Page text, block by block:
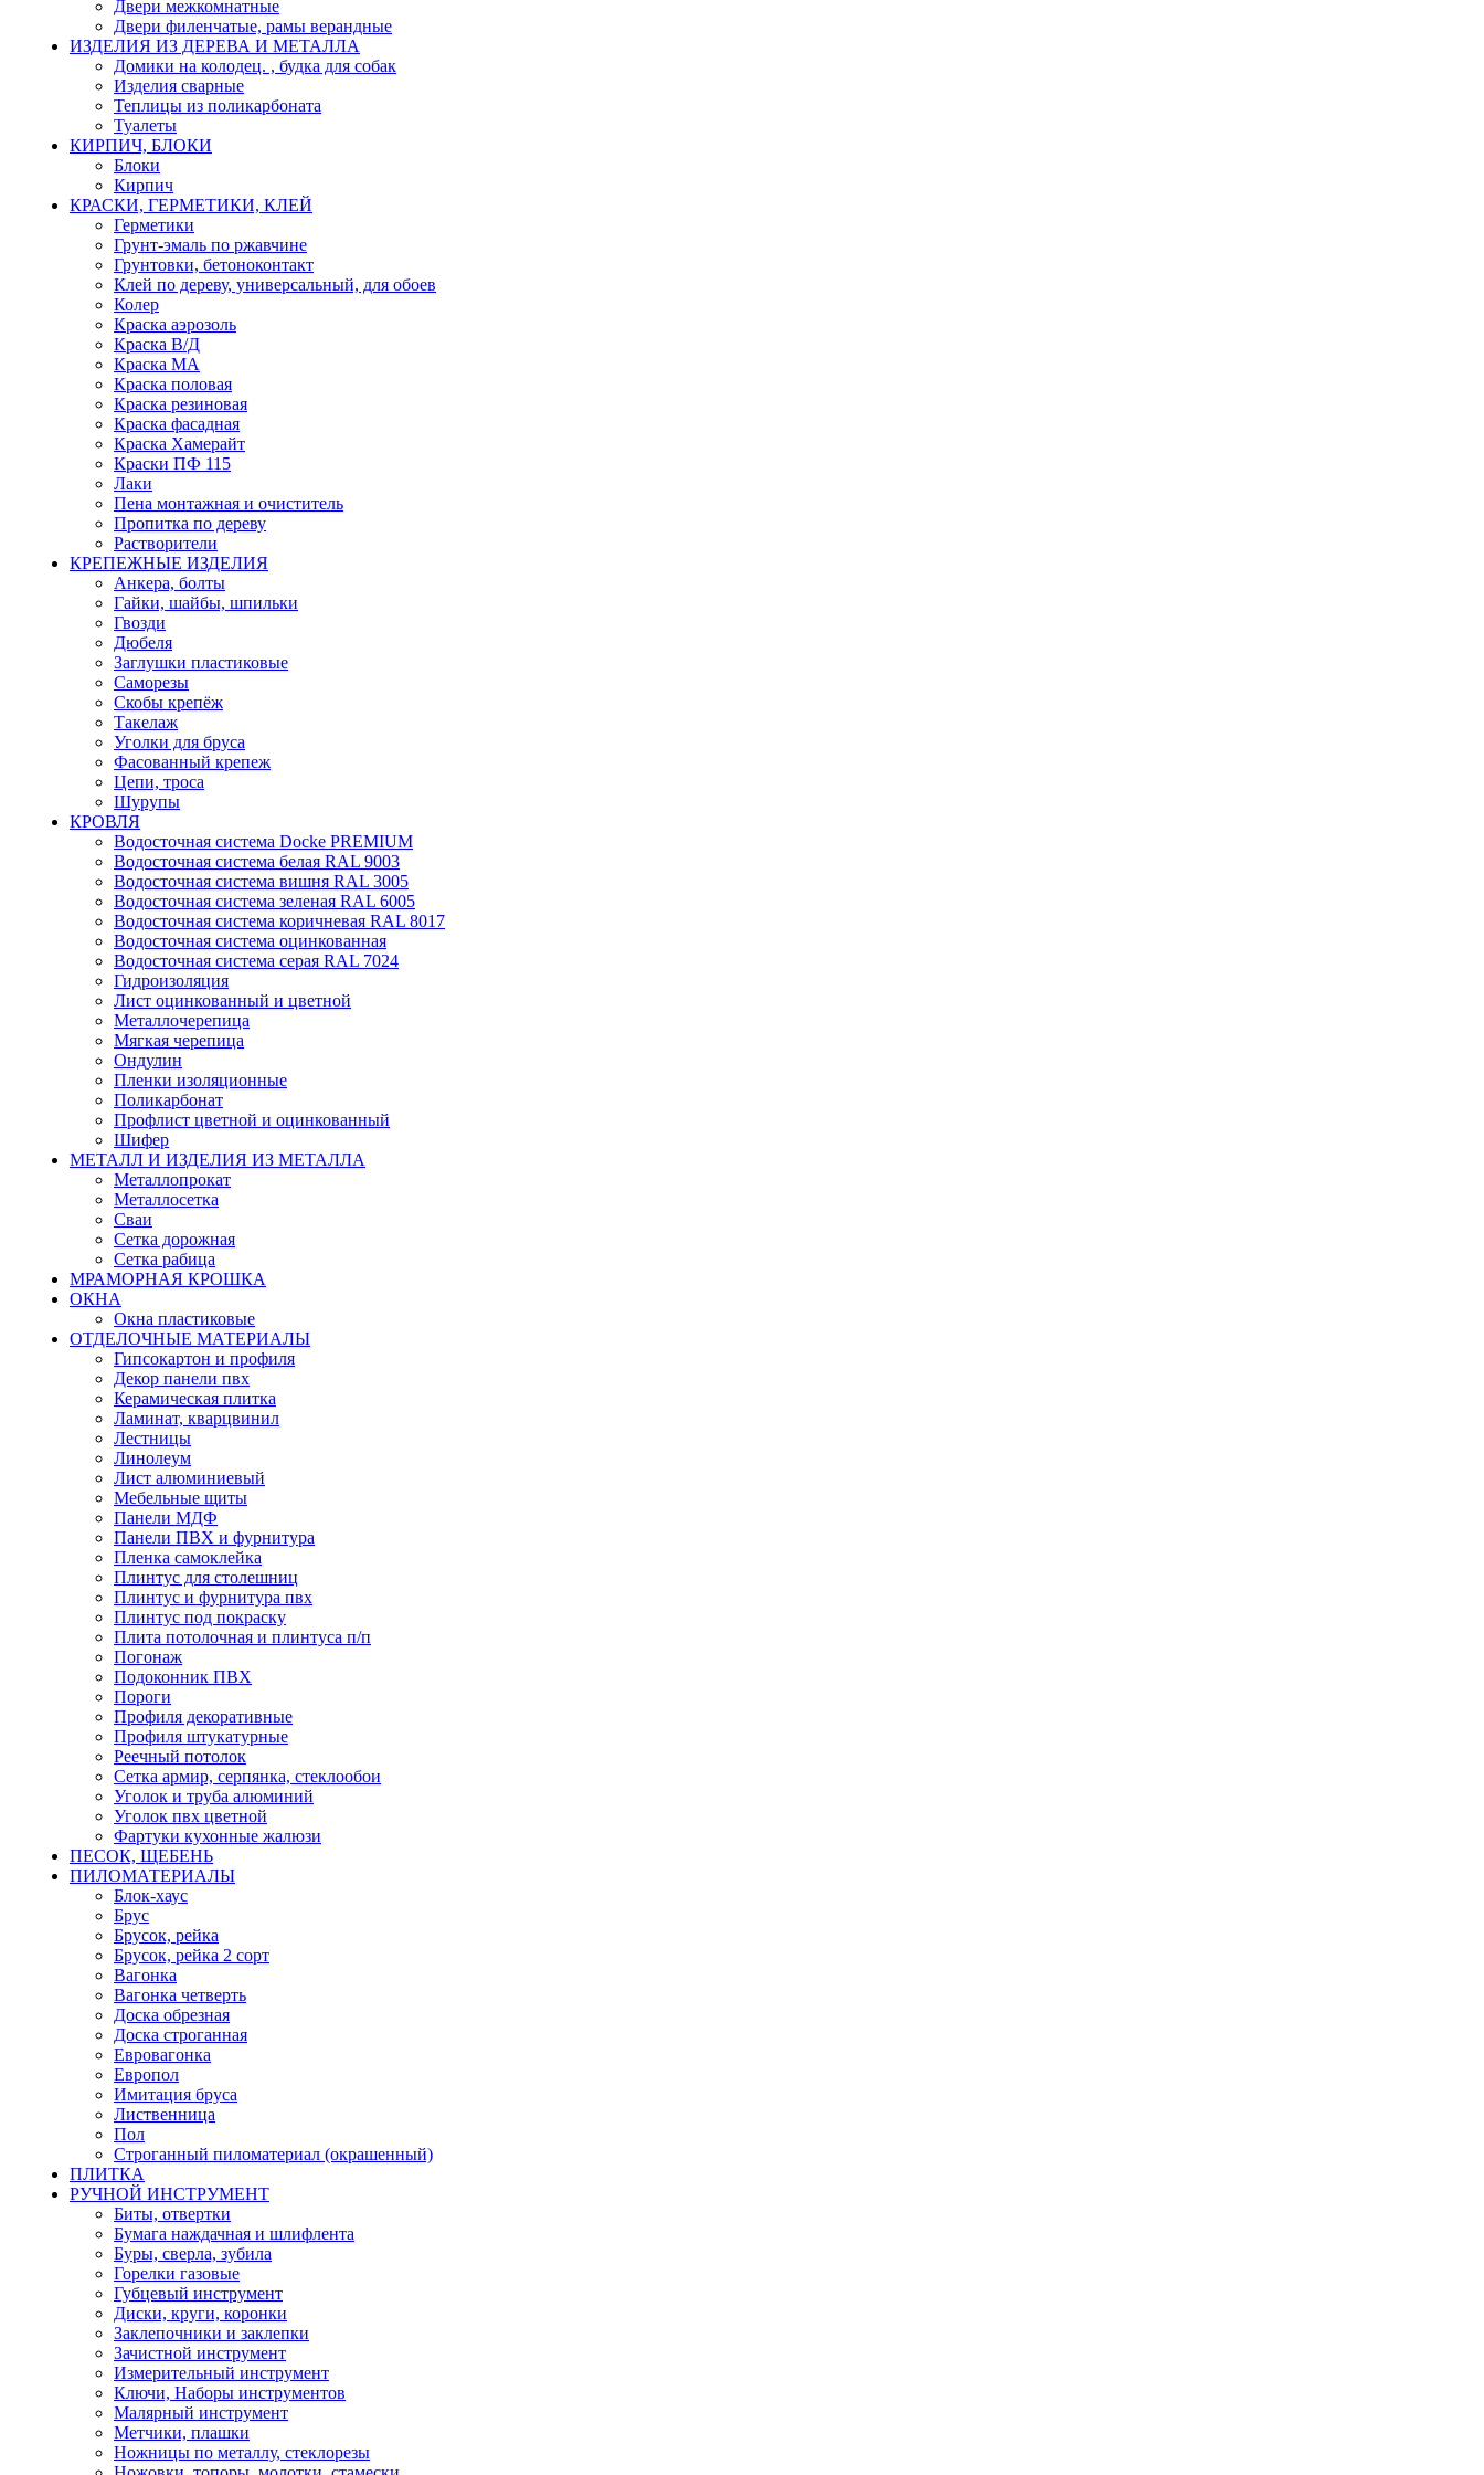
Двери межкомнатные
Двери филенчатые, рамы верандные
ИЗДЕЛИЯ ИЗ ДЕРЕВА И МЕТАЛЛА
Домики на колодец. , будка для собак
Изделия сварные
Теплицы из поликарбоната
Туалеты
КИРПИЧ, БЛОКИ
Блоки
Кирпич
КРАСКИ, ГЕРМЕТИКИ, КЛЕЙ
Герметики
Грунт-эмаль по ржавчине
Грунтовки, бетоноконтакт
Клей по дереву, универсальный, для обоев
Колер
Краска аэрозоль
Краска В/Д
Краска МА
Краска половая
Краска резиновая
Краска фасадная
Краска Хамерайт
Краски ПФ 115
Лаки
Пена монтажная и очиститель
Пропитка по дереву
Растворители
КРЕПЕЖНЫЕ ИЗДЕЛИЯ
Анкера, болты
Гайки, шайбы, шпильки
Гвозди
Дюбеля
Заглушки пластиковые
Саморезы
Скобы крепёж
Такелаж
Уголки для бруса
Фасованный крепеж
Цепи, троса
Шурупы
КРОВЛЯ
Водосточная система Docke PREMIUM
Водосточная система белая RAL 9003
Водосточная система вишня RAL 3005
Водосточная система зеленая RAL 6005
Водосточная система коричневая RAL 8017
Водосточная система оцинкованная
Водосточная система серая RAL 7024
Гидроизоляция
Лист оцинкованный и цветной
Металлочерепица
Мягкая черепица
Ондулин
Пленки изоляционные
Поликарбонат
Профлист цветной и оцинкованный
Шифер
МЕТАЛЛ И ИЗДЕЛИЯ ИЗ МЕТАЛЛА
Металлопрокат
Металлосетка
Сваи
Сетка дорожная
Сетка рабица
МРАМОРНАЯ КРОШКА
ОКНА
Окна пластиковые
ОТДЕЛОЧНЫЕ МАТЕРИАЛЫ
Гипсокартон и профиля
Декор панели пвх
Керамическая плитка
Ламинат, кварцвинил
Лестницы
Линолеум
Лист алюминиевый
Мебельные щиты
Панели МДФ
Панели ПВХ и фурнитура
Пленка самоклейка
Плинтус для столешниц
Плинтус и фурнитура пвх
Плинтус под покраску
Плита потолочная и плинтуса п/п
Погонаж
Подоконник ПВХ
Пороги
Профиля декоративные
Профиля штукатурные
Реечный потолок
Сетка армир, серпянка, стеклообои
Уголок и труба алюминий
Уголок пвх цветной
Фартуки кухонные жалюзи
ПЕСОК, ЩЕБЕНЬ
ПИЛОМАТЕРИАЛЫ
Блок-хаус
Брус
Брусок, рейка
Брусок, рейка 2 сорт
Вагонка
Вагонка четверть
Доска обрезная
Доска строганная
Евровагонка
Европол
Имитация бруса
Лиственница
Пол
Строганный пиломатериал (окрашенный)
ПЛИТКА
РУЧНОЙ ИНСТРУМЕНТ
Биты, отвертки
Бумага наждачная и шлифлента
Буры, сверла, зубила
Горелки газовые
Губцевый инструмент
Диски, круги, коронки
Заклепочники и заклепки
Зачистной инструмент
Измерительный инструмент
Ключи, Наборы инструментов
Малярный инструмент
Метчики, плашки
Ножницы по металлу, стеклорезы